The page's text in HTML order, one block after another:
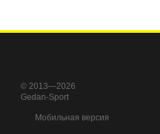
© 2013—2026
Gedan-Sport
Мобильная версия